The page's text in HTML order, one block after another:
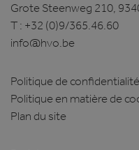
Grote Steenweg 210,
T : +32 (0)9/365.46.60
info@hvo.be
Politique de confidentialité
Politique en matière de
Plan du site